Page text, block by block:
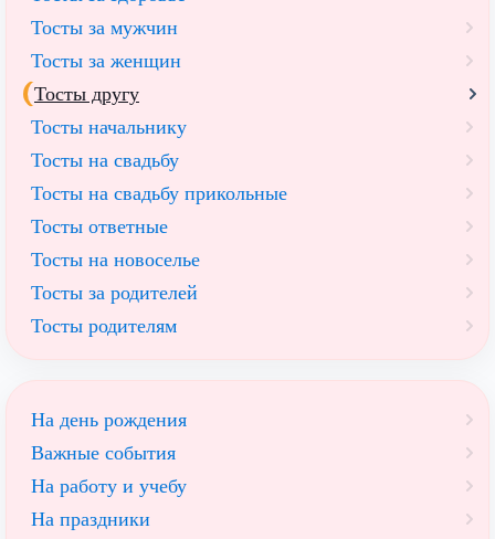
Тосты за мужчин
Тосты за женщин
Тосты другу
Тосты начальнику
Тосты на свадьбу
Тосты на свадьбу прикольные
Тосты ответные
Тосты на новоселье
Тосты за родителей
Тосты родителям
На день рождения
Важные события
На работу и учебу
На праздники